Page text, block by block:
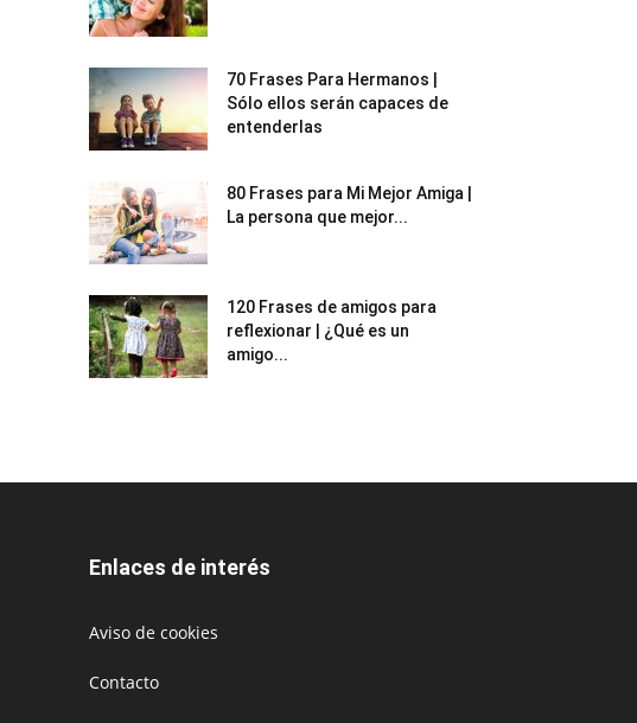
70 Frases Para Hermanos |
Sólo ellos serán capaces de
entenderlas
80 Frases para Mi Mejor Amiga |
La persona que mejor...
120 Frases de amigos para
reflexionar | ¿Qué es un
amigo...
Enlaces de interés
Aviso de cookies
Contacto